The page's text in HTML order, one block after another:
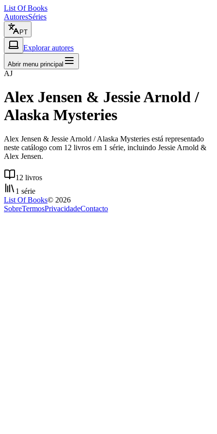
List Of Books
AutoresSéries
PT
Explorar autores
Abrir menu principal
AJ
Alex Jensen & Jessie Arnold /
Alaska Mysteries
Alex Jensen & Jessie Arnold / Alaska Mysteries está representado
neste catálogo com 12 livros em 1 série, incluindo Jessie Arnold &
Alex Jensen.
12 livros
1 série
List Of Books© 2026
SobreTermosPrivacidadeContacto